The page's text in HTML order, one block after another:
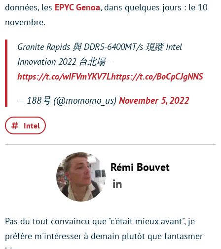
données, les EPYC Genoa, dans quelques jours : le 10
novembre.
Granite Rapids 與 DDR5-6400MT/s 現蹤 Intel
Innovation 2022 台北場 –
https://t.co/wIFVmYKV7Lhttps://t.co/BoCpCJgNNS
— 188号 (@momomo_us) November 5, 2022
Intel
Rémi Bouvet
LinkedIn
Pas du tout convaincu que "c'était mieux avant", je
préfère m'intéresser à demain plutôt que fantasmer